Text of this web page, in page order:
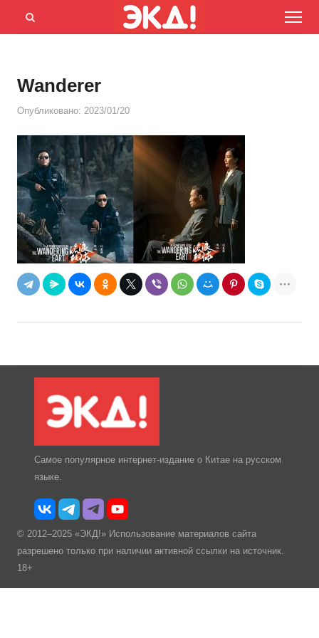
Menu
Открыть
Wanderer
Опубликовано: 2023/01/20
Самое популярное интернет-издание о Китае на русском
языке.
© 2012–2025 «ЭКД!» Использование материалов сайта
разрешено только при наличии активной ссылки на источник.
18+